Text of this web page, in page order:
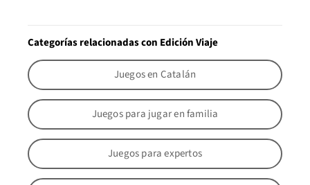
Categorías relacionadas con Edición Viaje
Juegos en Catalán
Juegos para jugar en familia
Juegos para expertos